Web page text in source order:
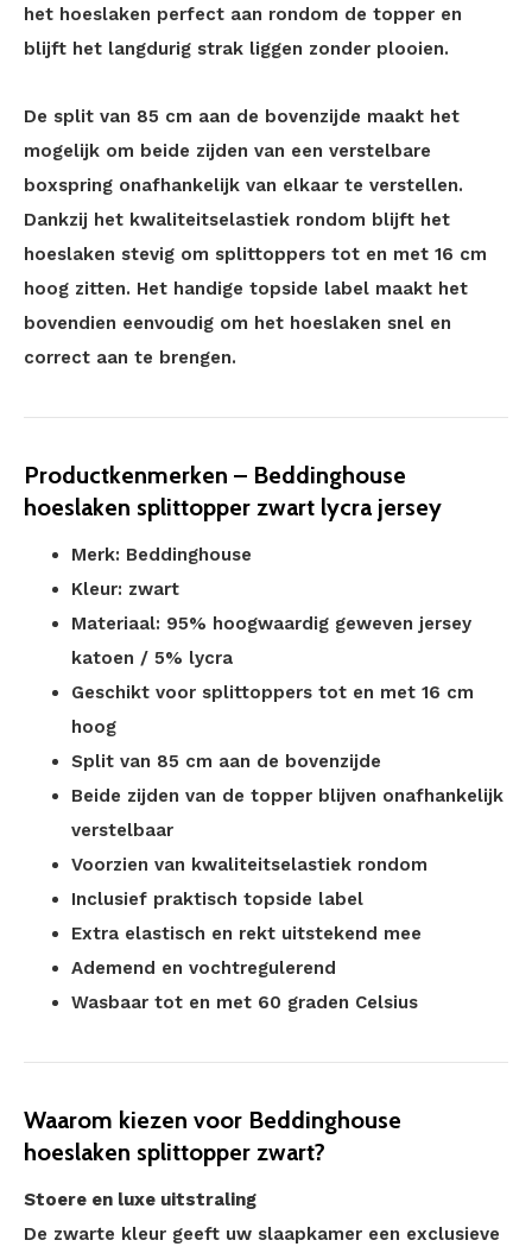
het hoeslaken perfect aan rondom de topper en
blijft het langdurig strak liggen zonder plooien.
De split van 85 cm aan de bovenzijde maakt het
mogelijk om beide zijden van een verstelbare
boxspring onafhankelijk van elkaar te verstellen.
Dankzij het kwaliteitselastiek rondom blijft het
hoeslaken stevig om splittoppers tot en met 16 cm
hoog zitten. Het handige topside label maakt het
bovendien eenvoudig om het hoeslaken snel en
correct aan te brengen.
Productkenmerken – Beddinghouse
hoeslaken splittopper zwart lycra jersey
Merk: Beddinghouse
Kleur: zwart
Materiaal: 95% hoogwaardig geweven jersey
katoen / 5% lycra
Geschikt voor splittoppers tot en met 16 cm
hoog
Split van 85 cm aan de bovenzijde
Beide zijden van de topper blijven onafhankelijk
verstelbaar
Voorzien van kwaliteitselastiek rondom
Inclusief praktisch topside label
Extra elastisch en rekt uitstekend mee
Ademend en vochtregulerend
Wasbaar tot en met 60 graden Celsius
Waarom kiezen voor Beddinghouse
hoeslaken splittopper zwart?
Stoere en luxe uitstraling
De zwarte kleur geeft uw slaapkamer een exclusieve